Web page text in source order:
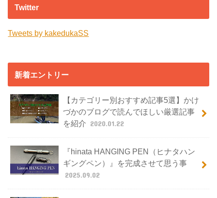
Twitter
Tweets by kakedukaSS
新着エントリー
【カテゴリー別おすすめ記事5選】かけ
づかのブログで読んでほしい厳選記事
を紹介 2020.01.22
『hinata HANGING PEN（ヒナタハン
ギングペン）』を完成させて思う事
2025.09.02